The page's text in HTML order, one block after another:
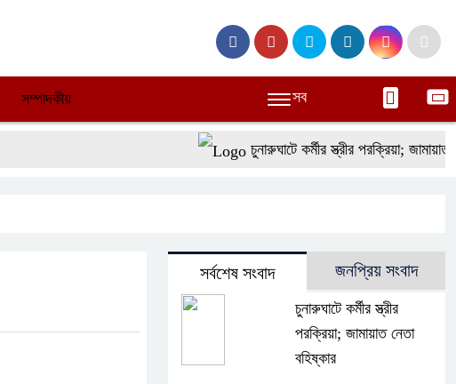
সম্পাদকীয় সব
চুনারুঘাটে কর্মীর স্ত্রীর পরক্রিয়া; জামায়াত
সর্বশেষ সংবাদ জনপ্রিয় সংবাদ
চুনারুঘাটে কর্মীর স্ত্রীর
পরক্রিয়া; জামায়াত নেতা
বহিষ্কার